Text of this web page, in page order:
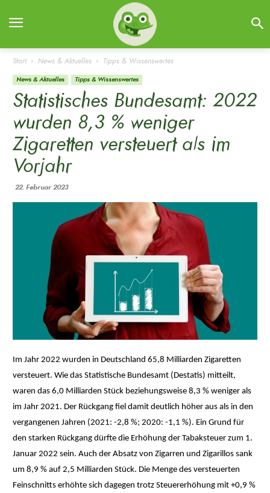
Start News & Aktuelles Tipps & Wissenswertes
News & Aktuelles Tipps & Wissenswertes
Statistisches Bundesamt: 2022
wurden 8,3 % weniger
Zigaretten versteuert als im
Vorjahr
22. Februar 2023
Im Jahr 2022 wurden in Deutschland 65,8 Milliarden Zigaretten
versteuert. Wie das Statistische Bundesamt (Destatis) mitteilt,
waren das 6,0 Milliarden Stück beziehungsweise 8,3 % weniger als
im Jahr 2021. Der Rückgang fiel damit deutlich höher aus als in den
vergangenen Jahren (2021: -2,8 %; 2020: -1,1 %). Ein Grund für
den starken Rückgang dürfte die Erhöhung der Tabaksteuer zum 1.
Januar 2022 sein. Auch der Absatz von Zigarren und Zigarillos sank
um 8,9 % auf 2,5 Milliarden Stück. Die Menge des versteuerten
Feinschnitts erhöhte sich dagegen trotz Steuererhöhung mit +0,9 %